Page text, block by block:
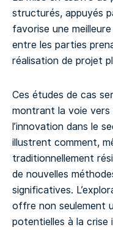
structurés, appuyés
favorise une
entre les parties
réalisation de projet
Ces études de cas
montrant la voie vers
l’innovation dans le
illustrent comment,
traditionnellement
de nouvelles
significatives.
offre non seulement
potentielles à la crise